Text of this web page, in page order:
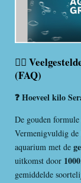
🙋‍♂️
(FAQ)
❓ Hoeveel kilo
De gouden
Vermenigvuldig de
aquarium met de
uitkomst door 1000
gemiddelde